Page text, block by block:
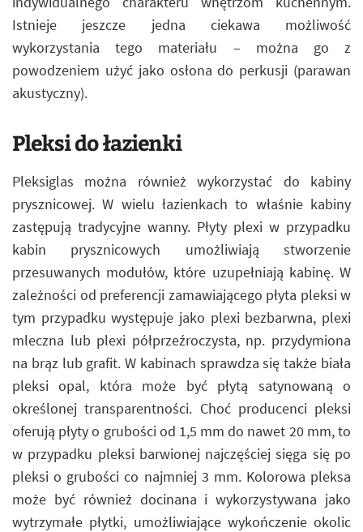
Istnieje jeszcze jedna ciekawa możliwość
wykorzystania tego materiału – można go z
powodzeniem użyć jako osłona do perkusji (parawan
akustyczny).
Pleksi do łazienki
Pleksiglas można również wykorzystać do kabiny
prysznicowej. W wielu łazienkach to właśnie kabiny
zastępują tradycyjne wanny. Płyty plexi w przypadku
kabin prysznicowych umożliwiają stworzenie
przesuwanych modułów, które uzupełniają kabinę. W
zależności od preferencji zamawiającego płyta pleksi w
tym przypadku występuje jako plexi bezbarwna, plexi
mleczna lub plexi półprzeźroczysta, np. przydymiona
na brąz lub grafit. W kabinach sprawdza się także biała
pleksi opal, która może być płytą satynowaną o
określonej transparentności. Choć producenci pleksi
oferują płyty o grubości od 1,5 mm do nawet 20 mm, to
w przypadku pleksi barwionej najczęściej sięga się po
pleksi o grubości co najmniej 3 mm. Kolorowa pleksa
może być również docinana i wykorzystywana jako
wytrzymałe płytki, umożliwiające wykończenie okolic